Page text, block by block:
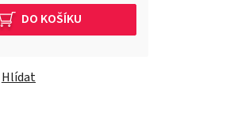
DO KOŠÍKU
Hlídat